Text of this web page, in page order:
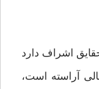
اشراف دارد
آراسته است،